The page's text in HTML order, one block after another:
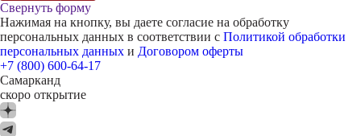
Свернуть форму
Нажимая на кнопку, вы даете согласие на обработку
персональных данных в соответствии с Политикой обработки
персональных данных и Договором оферты
+7 (800) 600-64-17
Самарканд
скоро открытие